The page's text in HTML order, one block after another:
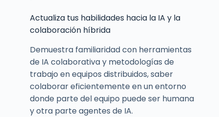
Actualiza tus habilidades hacia la IA y la
colaboración híbrida
Demuestra familiaridad con herramientas
de IA colaborativa y metodologías de
trabajo en equipos distribuidos, saber
colaborar eficientemente en un entorno
donde parte del equipo puede ser humana
y otra parte agentes de IA.